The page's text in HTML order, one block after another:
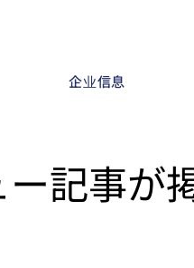
企业信息
記事が